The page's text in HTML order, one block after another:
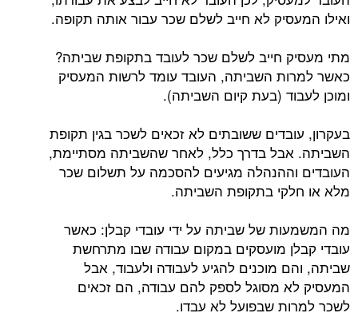
ואילו המעסיק לא חייב לשלם שכר עבור אותה תקופה.
מתי מעסיק חייב לשלם שכר לעובד בתקופת שביתה?
כאשר למרות השביתה, העובד עומד לרשות המעסיק
ומוכן לעבוד (בעת קיום השביתה).
בעקרון, עובדים ששובתים לא זכאים לשכר בגין תקופת
השביתה. אבל בדרך כלל, לאחר שהשביתה מסתיימת,
העובדים וההנהלה מגיעים להסכמה על תשלום שכר
מלא או חלקי בתקופת השביתה.
מה המשמעות של שביתה על ידי עובדי קבלן: כאשר
עובדי קבלן מועסקים במקום עבודה שבו מתרחשת
שביתה, והם מוכנים להגיע לעבודה ולעבוד, אבל
המעסיק לא מסוגל לספק להם עבודה, הם זכאים
לשכר למרות שבפועל לא עבדו.